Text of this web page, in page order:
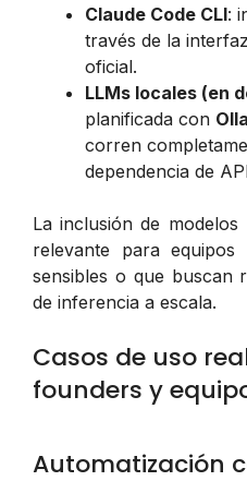
Claude Code CLI:
través de la
oficial.
LLMs locales (en
planificada con
corren
dependencia de
La inclusión de modelos
relevante para
sensibles o que buscan
de inferencia a escala.
Casos de uso
founders y
Automatización